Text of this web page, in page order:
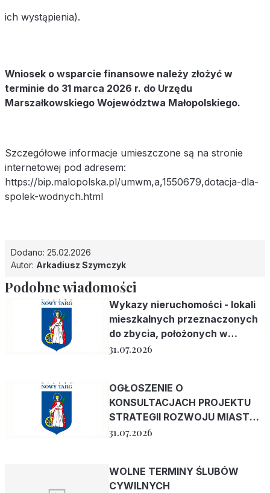
ich wystąpienia).
Wniosek o wsparcie finansowe należy złożyć w
terminie do 31 marca 2026 r. do Urzędu
Marszałkowskiego Województwa Małopolskiego.
Szczegółowe informacje umieszczone są na stronie
internetowej pod adresem:
https://bip.malopolska.pl/umwm,a,1550679,dotacja-dla-
spolek-wodnych.html
Dodano: 25.02.2026
Autor: Arkadiusz Szymczyk
Podobne wiadomości
Wykazy nieruchomości - lokali
mieszkalnych przeznaczonych
do zbycia, położonych w
Krakowie
31.07.2026
OGŁOSZENIE O
KONSULTACJACH PROJEKTU
STRATEGII ROZWOJU MIASTA
NOWY TARG 2040
31.07.2026
WOLNE TERMINY ŚLUBÓW
CYWILNYCH